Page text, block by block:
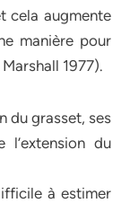
cela augmente
manière pour
1977).
du grasset, ses
du
à estimer